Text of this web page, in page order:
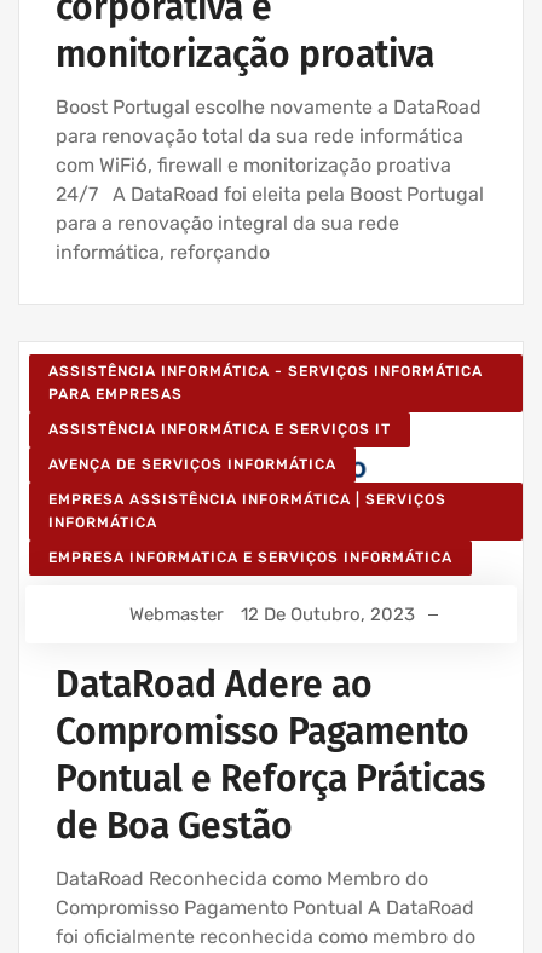
monitorização proativa
Boost Portugal escolhe novamente a DataRoad
para renovação total da sua rede informática
com WiFi6, firewall e monitorização proativa
24/7 A DataRoad foi eleita pela Boost Portugal
para a renovação integral da sua rede
informática, reforçando
ASSISTÊNCIA INFORMÁTICA - SERVIÇOS INFORMÁTICA
PARA EMPRESAS
ASSISTÊNCIA INFORMÁTICA E SERVIÇOS IT
AVENÇA DE SERVIÇOS INFORMÁTICA
EMPRESA ASSISTÊNCIA INFORMÁTICA | SERVIÇOS
INFORMÁTICA
EMPRESA INFORMATICA E SERVIÇOS INFORMÁTICA
Webmaster 12 De Outubro, 2023
DataRoad Adere ao
Compromisso Pagamento
Pontual e Reforça Práticas
de Boa Gestão
DataRoad Reconhecida como Membro do
Compromisso Pagamento Pontual A DataRoad
foi oficialmente reconhecida como membro do